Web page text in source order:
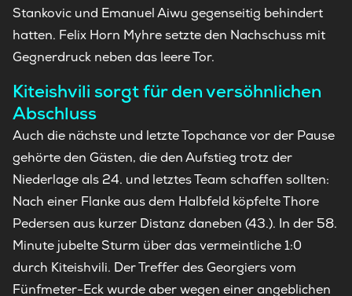
Stankovic und Emanuel Aiwu gegenseitig behindert
hatten. Felix Horn Myhre setzte den Nachschuss mit
Gegnerdruck neben das leere Tor.
Kiteishvili sorgt für den versöhnlichen
Abschluss
Auch die nächste und letzte Topchance vor der Pause
gehörte den Gästen, die den Aufstieg trotz der
Niederlage als 24. und letztes Team schaffen sollten:
Nach einer Flanke aus dem Halbfeld köpfelte Thore
Pedersen aus kurzer Distanz daneben (43.). In der 58.
Minute jubelte Sturm über das vermeintliche 1:0
durch Kiteishvili. Der Treffer des Georgiers vom
Fünfmeter-Eck wurde aber wegen einer angeblichen